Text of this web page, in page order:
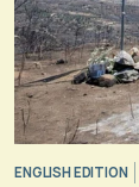
ENGLISH EDITION